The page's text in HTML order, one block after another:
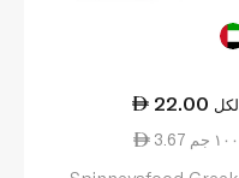
22.00 لكل
3.67 ١٠٠ جم